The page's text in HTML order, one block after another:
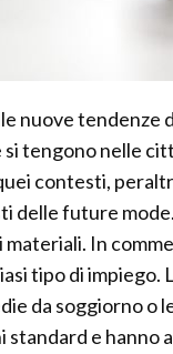
nuove tendenze
tengono nelle
contesti,
delle future
In
tipo di
da soggiorno o
e hanno